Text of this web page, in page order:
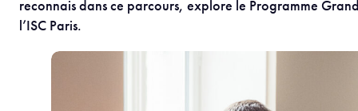
reconnais dans ce parcours, explore le Programme
l’ISC Paris.